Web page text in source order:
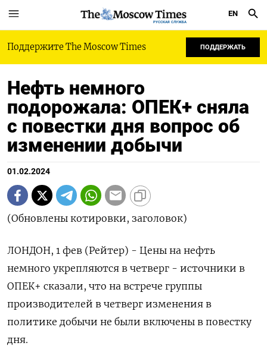
РУССКАЯ СЛУЖБА
EN
Поддержите The Moscow Times ПОДДЕРЖАТЬ
Нефть немного
подорожала: ОПЕК+ сняла
с повестки дня вопрос об
изменении добычи
01.02.2024
(Обновлены котировки, заголовок)
ЛОНДОН, 1 фев (Рейтер) - Цены на нефть
немного укрепляются в четверг - источники в
ОПЕК+ сказали, что на встрече группы
производителей в четверг изменения в
политике добычи не были включены в повестку
дня.